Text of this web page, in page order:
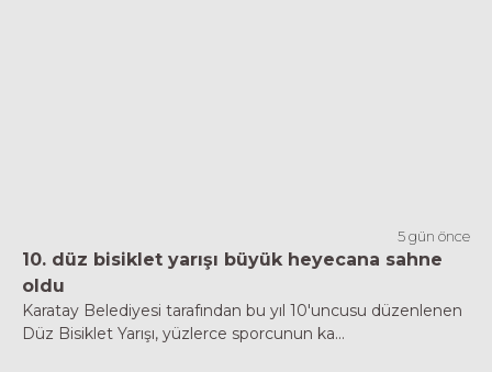
5 gün önce
10. düz bisiklet yarışı büyük heyecana sahne
oldu
Karatay Belediyesi tarafından bu yıl 10'uncusu düzenlenen
Düz Bisiklet Yarışı, yüzlerce sporcunun ka...